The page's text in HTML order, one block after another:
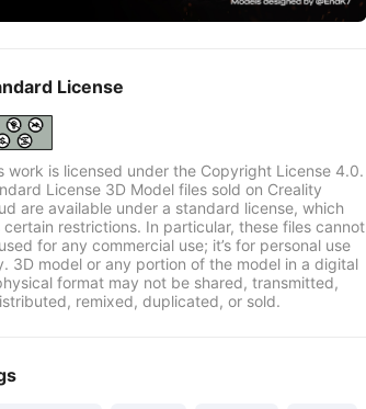
License
work is licensed under the Copyright License 4.0.
License 3D Model files sold on Creality
are available under a standard license, which
certain restrictions. In particular, these files cannot
for any commercial use; it’s for personal use
3D model or any portion of the model in a digital
format may not be shared, transmitted,
remixed, duplicated, or sold.